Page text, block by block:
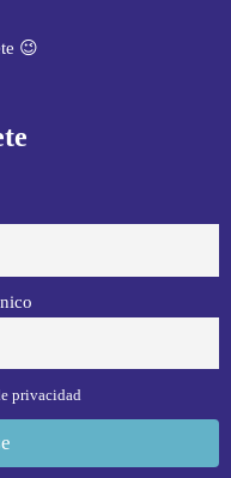
😉
privacidad